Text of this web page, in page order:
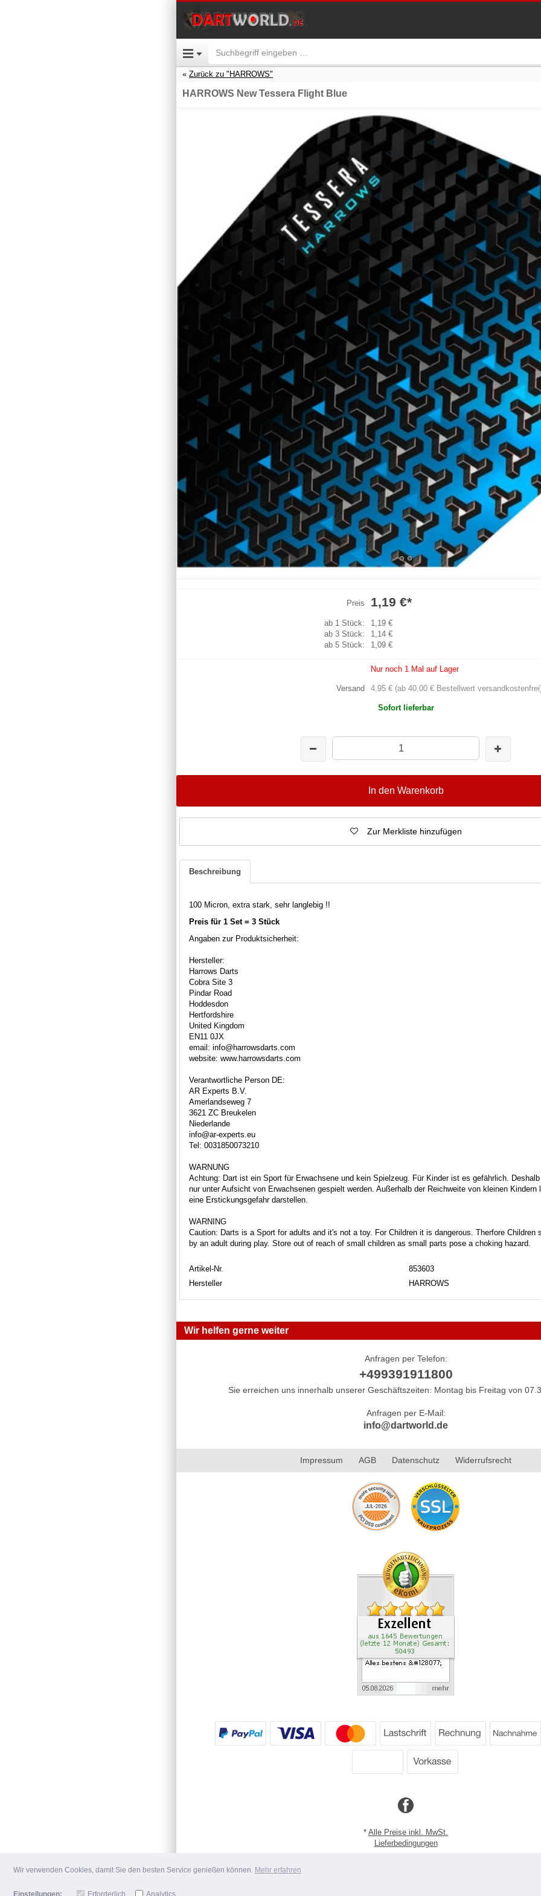
Wir verwenden Cookies, damit Sie den besten Service genießen können. Mehr erfahren
Einstellungen: Erforderlich Analytics
Zurück zu "HARROWS"
HARROWS New Tessera Flight Blue
Preis 1,19 €*
ab 1 Stück:
1,19 €
ab 3 Stück:
1,14 €
ab 5 Stück:
1,09 €
Nur noch 1 Mal auf Lager
Versand 4,95 € (ab 40,00 € Bestellwert
Sofort lieferbar
In den Warenkorb
Zur Merkliste hinzufügen
Beschreibung
100 Micron, extra stark, sehr langlebig !!
Preis für 1 Set = 3 Stück
Angaben zur Produktsicherheit:
Hersteller:
Harrows Darts
Cobra Site 3
Pindar Road
Hoddesdon
Hertfordshire
United Kingdom
EN11 0JX
email: info@harrowsdarts.com
website: www.harrowsdarts.com
Verantwortliche Person DE:
AR Experts B.V.
Amerlandseweg 7
3621 ZC Breukelen
Niederlande
info@ar-experts.eu
Tel: 0031850073210
WARNUNG
Achtung: Dart ist ein Sport für Erwachsene und kein Spielzeug. Für Kinder ist es gefährlich.
nur unter Aufsicht von Erwachsenen gespielt werden. Außerhalb der Reichweite von kleinen Kindern
eine Erstickungsgefahr darstellen.
WARNING
Caution: Darts is a Sport for adults and it's not a toy. For Children it is dangerous. Therfore Children
by an adult during play. Store out of reach of small children as small parts pose a choking hazard.
Artikel-Nr.
853603
Hersteller
HARROWS
Wir helfen gerne weiter
Anfragen per Telefon:
+499391911800
Sie erreichen uns innerhalb unserer Geschäftszeiten: Montag bis Freitag von
Anfragen per E-Mail:
info@dartworld.de
Impressum AGB Datenschutz Widerrufsrecht
* Alle Preise inkl. MwSt.
Lieferbedingungen